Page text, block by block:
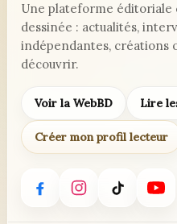
Une plateforme éditoriale
dessinée : actualités,
indépendantes, créations
découvrir.
Voir la WebBD Lire
Créer mon profil lecteur